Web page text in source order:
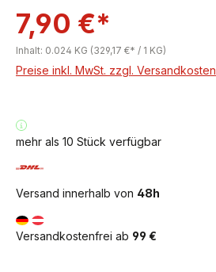
7,90 €*
Inhalt: 0.024 KG (329,17 €* / 1 KG)
Preise inkl. MwSt. zzgl. Versandkosten
mehr als 10 Stück verfügbar
Versand innerhalb von 48h
Versandkostenfrei ab 99 €